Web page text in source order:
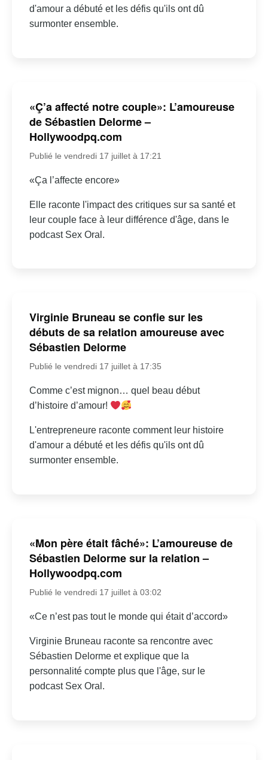
d'amour a débuté et les défis qu'ils ont dû
surmonter ensemble.
«Ç’a affecté notre couple»: L’amoureuse
de Sébastien Delorme –
Hollywoodpq.com
Publié le vendredi 17 juillet à 17:21
«Ça l’affecte encore»
Elle raconte l'impact des critiques sur sa santé et
leur couple face à leur différence d'âge, dans le
podcast Sex Oral.
Virginie Bruneau se confie sur les
débuts de sa relation amoureuse avec
Sébastien Delorme
Publié le vendredi 17 juillet à 17:35
Comme c’est mignon… quel beau début
d’histoire d’amour!
L'entrepreneure raconte comment leur histoire
d'amour a débuté et les défis qu'ils ont dû
surmonter ensemble.
«Mon père était fâché»: L’amoureuse de
Sébastien Delorme sur la relation –
Hollywoodpq.com
Publié le vendredi 17 juillet à 03:02
«Ce n’est pas tout le monde qui était d’accord»
Virginie Bruneau raconte sa rencontre avec
Sébastien Delorme et explique que la
personnalité compte plus que l'âge, sur le
podcast Sex Oral.